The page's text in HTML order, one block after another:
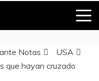
MIGRANTES
Notas
USA
que hayan cruzado